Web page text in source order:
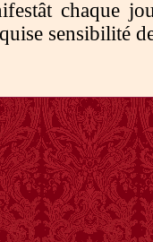
chaque
sensibilité